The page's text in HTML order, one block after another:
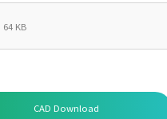
64 KB
CAD Download